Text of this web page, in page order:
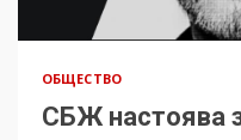
ОБЩЕСТВО
СБЖ настоява